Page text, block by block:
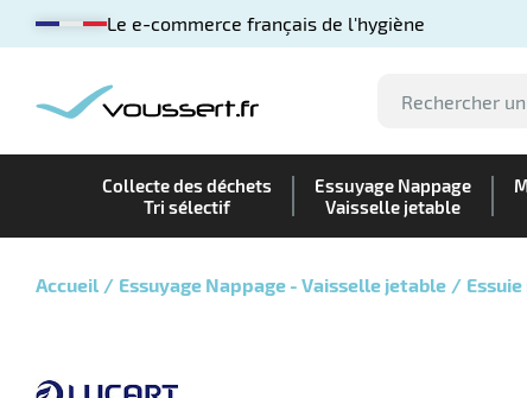
Le e-commerce français de l'hygiène
Collecte des déchets
Tri sélectif
Essuyage Nappage
Vaisselle jetable
Accueil Essuyage Nappage - Vaisselle jetable